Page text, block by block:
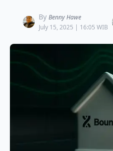
By Benny Hawe
July 15, 2025 | 16:05 WIB